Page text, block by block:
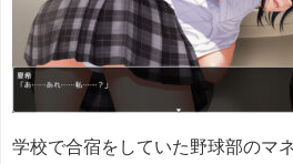
学校で合宿をしていた野球部のマ